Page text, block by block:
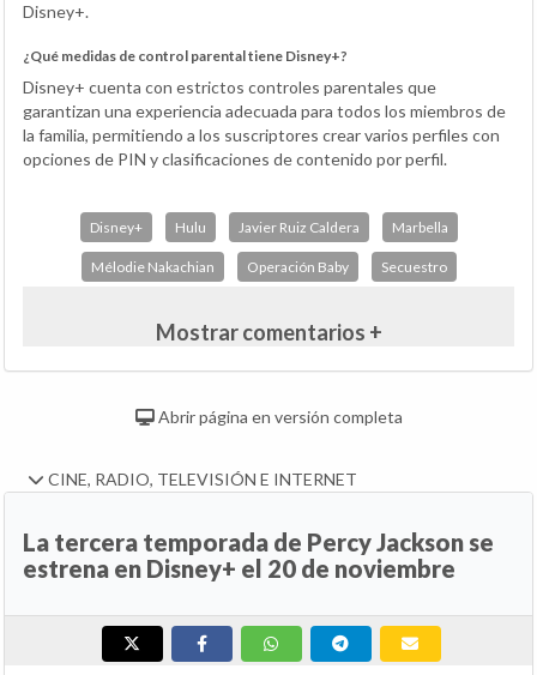
Disney+.
¿Qué medidas de control parental tiene Disney+?
Disney+ cuenta con estrictos controles parentales que
garantizan una experiencia adecuada para todos los miembros de
la familia, permitiendo a los suscriptores crear varios perfiles con
opciones de PIN y clasificaciones de contenido por perfil.
Disney+ Hulu Javier Ruiz Caldera Marbella
Mélodie Nakachian Operación Baby Secuestro
Mostrar comentarios +
Abrir página en versión completa
CINE, RADIO, TELEVISIÓN E INTERNET
La tercera temporada de Percy Jackson se
estrena en Disney+ el 20 de noviembre